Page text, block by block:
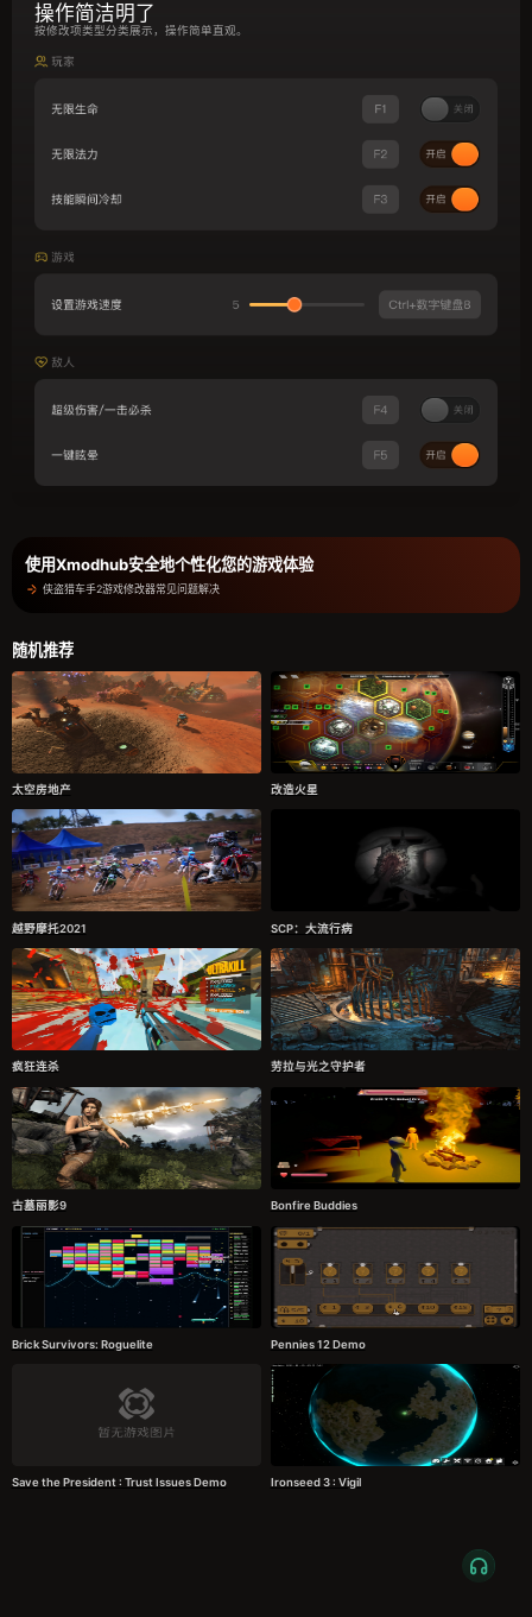
操作简洁明了
按修改项类型分类展示，操作简单直观。
使用Xmodhub安全地个性化您的游戏体验
侠盗猎车手2游戏修改器常见问题解决
随机推荐
太空房地产 改造火星
越野摩托2021 SCP：大流行病
疯狂连杀 劳拉与光之守护者
古墓丽影9 Bonfire Buddies
Brick Survivors: Roguelite Pennies 12 Demo
Save the President : Trust Issues Demo Ironseed 3 : Vigil